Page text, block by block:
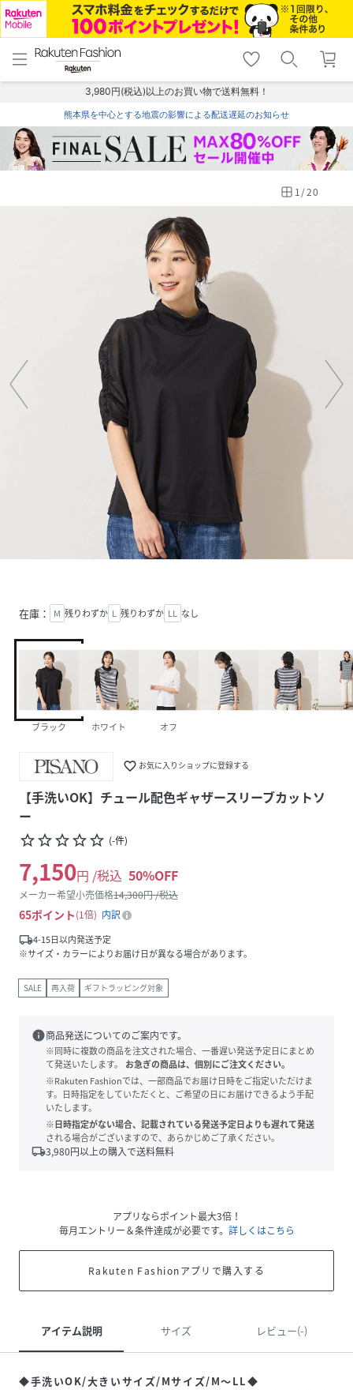
menu home
トップ
shopping_cart lock_outline
ログイン
3,980円(税込)以上のお買い物で送料無料！
熊本県を中心とする地震の影響による配送遅延のお知らせ
1/20
在庫： M 残りわずか L 残りわずか LL なし
ブラック ホワイト オフ
favorite_border お気に入りショップに登録する
【手洗いOK】チュール配色ギャザースリーブカットソ
ー
star_borderstar_borderstar_borderstar_borderstar_border (-件)
7,150円 /税込 50%OFF
メーカー希望小売価格14,300円 /税込
65ポイント 1倍
内訳
local_shipping4-15日以内発送予定
※サイズ・カラーによりお届け日が異なる場合があります。
SALE 再入荷 ギフトラッピング対象
info商品発送についてのご案内です。
※同時に複数の商品を注文された場合、一番遅い発送予定日にまとめ
て発送いたします。
お急ぎの商品は、個別にご注文ください。
※Rakuten Fashionでは、一部商品でお届け日時をご指定いただけま
す。日時指定をしていただくと、ご希望の日にお届けできるよう手配
いたします。
※日時指定がない場合、記載されている発送予定日よりも遅れて発送
される場合がございますので、あらかじめご了承ください。
local_shipping3,980円以上の購入で送料無料
アプリならポイント最大3倍！
毎月エントリー＆条件達成が必要です。 詳しくはこちら
Rakuten Fashionアプリで購入する
アイテム説明 サイズ レビュー(-)
◆手洗いOK/大きいサイズ/Mサイズ/M～LL◆